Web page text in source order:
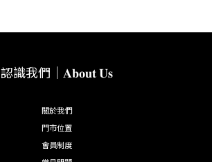
認識我們｜𝐀𝐛𝐨𝐮𝐭 𝐔𝐬
關於我們
門市位置
會員制度